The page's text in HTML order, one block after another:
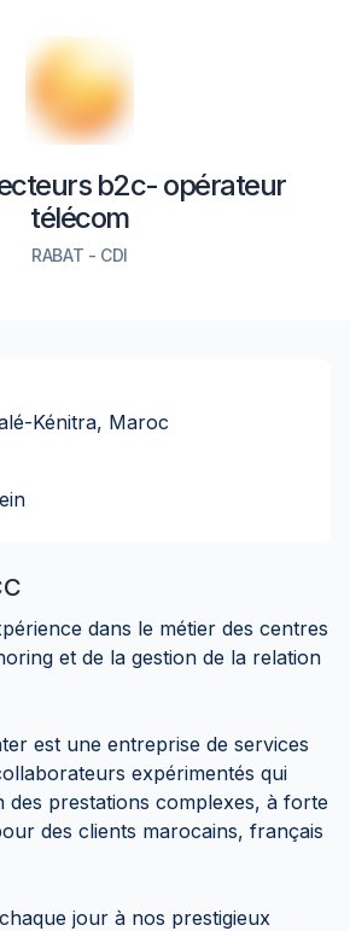
b2c- opérateur
télécom
RABAT - CDI
dans le métier des centres
et de la gestion de la relation
est une entreprise de services
expérimentés qui
des prestations complexes, à forte
des clients marocains, français
jour à nos prestigieux
Kénitra, Maroc